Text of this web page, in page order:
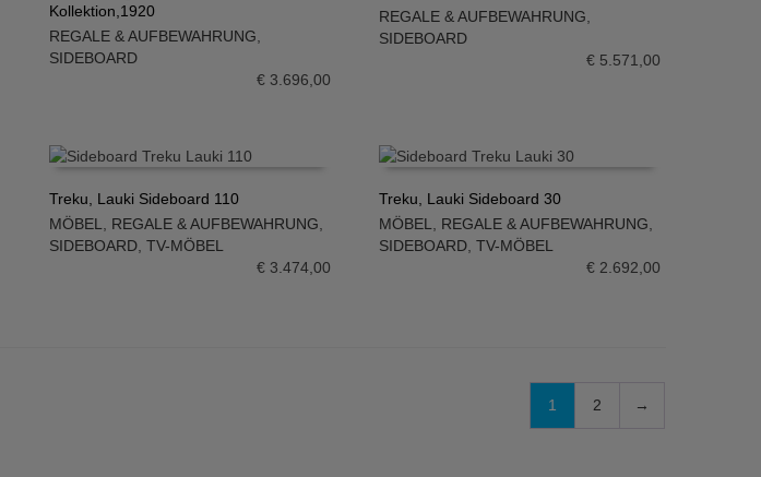
Kollektion,1920
REGALE & AUFBEWAHRUNG
SIDEBOARD
€3.696,00
IN DEN WARENKORB
REGALE & AUFBEWAHRUNG
SIDEBOARD
€ 5.571,00
IN DEN WARENKORB
Treku, Lauki Sideboard 110
MÖBEL
REGALE & AUFBEWAHRUNG
SIDEBOARD, TV-MÖBEL
€3.474,00
IN DEN WARENKORB
Treku, Lauki Sideboard 30
MÖBEL
REGALE & AUFBEWAHRUNG
SIDEBOARD ,TV-MÖBEL
€ 2.692,00
1 2 →